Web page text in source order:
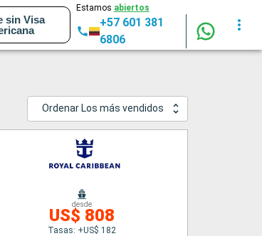
sin Visa
Estamos abiertos
+57 601 381
6806
Ordenar Los más vendidos
desde
US$ 808
Tasas: +US$ 182